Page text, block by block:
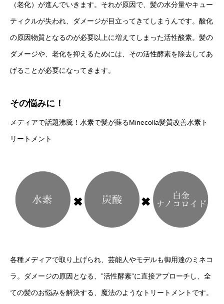
（老化）が進んでいきます。それが原因で、髪の水分量やキュー
ティクルが失われ、ダメージが目立ってきてしまうんです。酸化
の原因物質となるのが必要以上に増えてしまった活性酸素。髪の
ダメージや、老化を抑えるためには、その活性酵素を除去してあ
げることが必要になってきます。
その悩みに！
メディアで話題沸騰！水素で髪が蘇るMinecolla髪質改善水素ト
リートメント
各種メディアで取り上げられ、芸能人やモデルも御用達のミネコ
ラ。ダメージの原因となる、”活性酵素”に直接アプローチし、全
ての髪のお悩みを解決する、魔法のようなトリートメントです。